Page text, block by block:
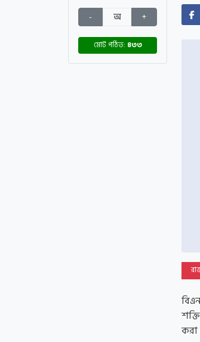
- অ +
মোট পঠিত: ৪৩৩
করা